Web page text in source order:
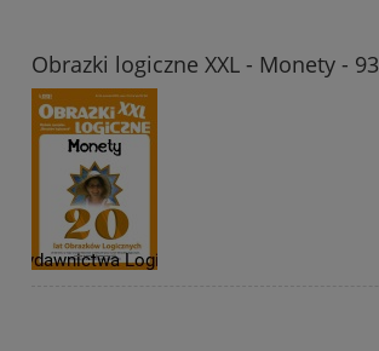
Obrazki logiczne XXL - Monety - 93